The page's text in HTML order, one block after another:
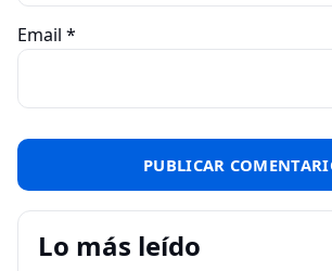
Email *
Lo más leído